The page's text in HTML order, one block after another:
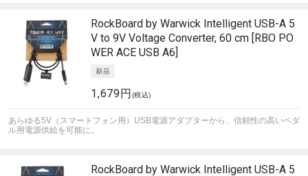
RockBoard by Warwick Intelligent USB-A 5
V to 9V Voltage Converter, 60 cm [RBO PO
WER ACE USB A6]
1,679円 (税込)
あらゆる5V（スマートフォン用）USB電源アダプターから、信頼性の高いペダ
ル用電源供給を可能に。
RockBoard by Warwick Intelligent USB-A 5